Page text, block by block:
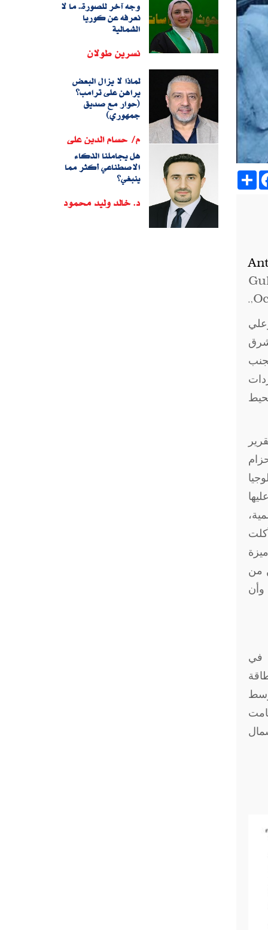
من
وأن
في
توقعات الطاقة
وجه آخر للصورة.. ما لا
نعرفه عن كوريا
الشمالية
نسرين طولان
لماذا لا يزال البعض
يراهن على ترامب؟
(حوار مع صديق
جمهوري)
م/ حسام الدين على
هل يجاملنا الذكاء
الاصطناعي أكثر مما
ينبغي؟
د. خالد وليد محمود